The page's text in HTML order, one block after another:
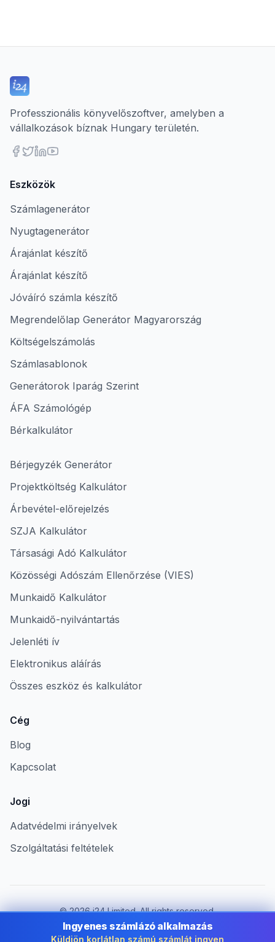
Professzionális könyvelőszoftver, amelyben a
vállalkozások bíznak Hungary területén.
Eszközök
Számlagenerátor
Nyugtagenerátor
Árajánlat készítő
Árajánlat készítő
Jóváíró számla készítő
Megrendelőlap Generátor Magyarország
Költségelszámolás
Számlasablonok
Generátorok Iparág Szerint
ÁFA Számológép
Bérkalkulátor
Bérjegyzék Generátor
Projektköltség Kalkulátor
Árbevétel-előrejelzés
SZJA Kalkulátor
Társasági Adó Kalkulátor
Közösségi Adószám Ellenőrzése (VIES)
Munkaidő Kalkulátor
Munkaidő-nyilvántartás
Jelenléti ív
Elektronikus aláírás
Összes eszköz és kalkulátor
Cég
Blog
Kapcsolat
Jogi
Adatvédelmi irányelvek
Szolgáltatási feltételek
©2026i24 Limited. All rights reserved.
Vállalkozások számára Hungary területén
Ingyenes számlázó alkalmazás
Küldjön korlátlan számú számlát ingyen